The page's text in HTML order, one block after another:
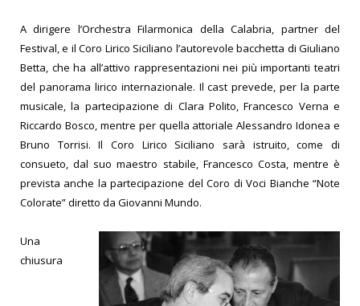
A dirigere l’Orchestra Filarmonica della Calabria, partner del
Festival, e il Coro Lirico Siciliano l’autorevole bacchetta di Giuliano
Betta, che ha all’attivo rappresentazioni nei più importanti teatri
del panorama lirico internazionale. Il cast prevede, per la parte
musicale, la partecipazione di Clara Polito, Francesco Verna e
Riccardo Bosco, mentre per quella attoriale Alessandro Idonea e
Bruno Torrisi. Il Coro Lirico Siciliano sarà istruito, come di
consueto, dal suo maestro stabile, Francesco Costa, mentre è
prevista anche la partecipazione del Coro di Voci Bianche “Note
Colorate” diretto da Giovanni Mundo.
Una
chiusura